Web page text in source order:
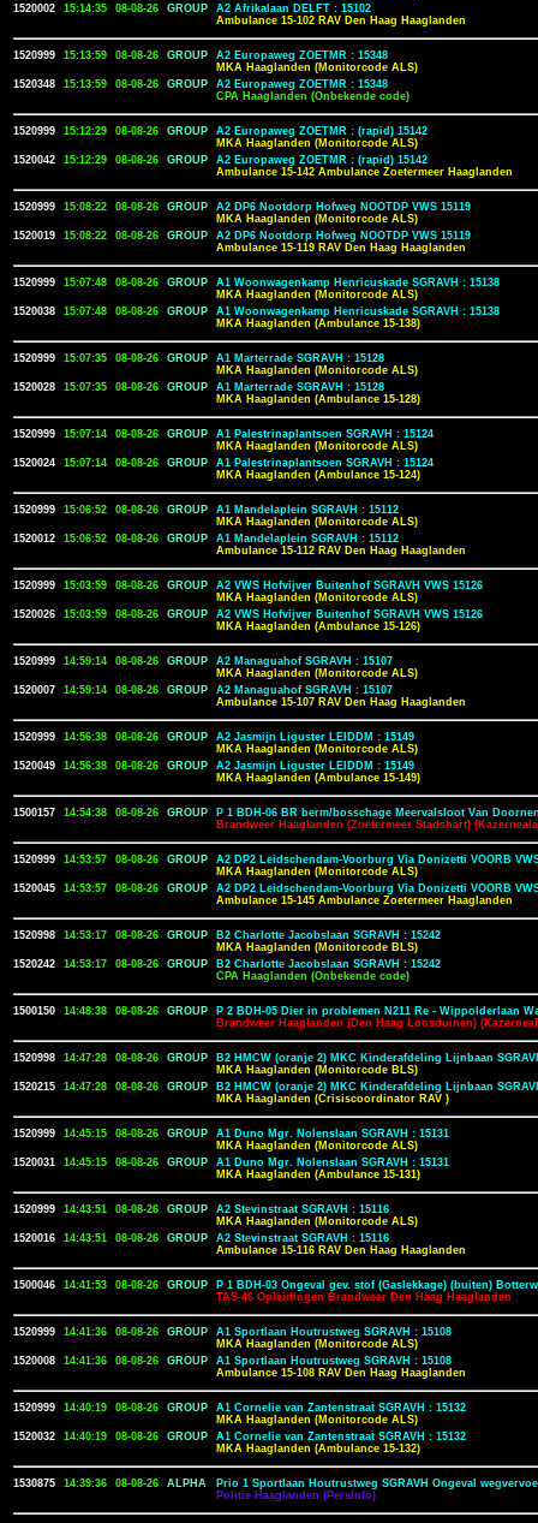
1520002
15:14:35 08-08-26 GROUP
A2 Afrikalaan DELFT : 15102
Ambulance 15-102 RAV Den Haag Haaglanden
1520999 15:13:59 08-08-26 GROUP
A2 Europaweg ZOETMR : 15348
MKA Haaglanden (Monitorcode ALS)
1520348
15:13:59 08-08-26 GROUP
A2 Europaweg ZOETMR : 15348
CPA Haaglanden (Onbekende code)
1520999 15:12:29 08-08-26 GROUP
A2 Europaweg ZOETMR : (rapid) 15142
MKA Haaglanden (Monitorcode ALS)
1520042
15:12:29 08-08-26 GROUP
A2 Europaweg ZOETMR : (rapid) 15142
Ambulance 15-142 Ambulance Zoetermeer Haaglanden
1520999 15:08:22 08-08-26 GROUP
A2 DP6 Nootdorp Hofweg NOOTDP VWS 15119
MKA Haaglanden (Monitorcode ALS)
1520019
15:08:22 08-08-26 GROUP
A2 DP6 Nootdorp Hofweg NOOTDP VWS 15119
Ambulance 15-119 RAV Den Haag Haaglanden
1520999 15:07:48 08-08-26 GROUP
A1 Woonwagenkamp Henricuskade SGRAVH : 15138
MKA Haaglanden (Monitorcode ALS)
1520038
15:07:48 08-08-26 GROUP
A1 Woonwagenkamp Henricuskade SGRAVH : 15138
MKA Haaglanden (Ambulance 15-138)
1520999 15:07:35 08-08-26 GROUP
A1 Marterrade SGRAVH : 15128
MKA Haaglanden (Monitorcode ALS)
1520028
15:07:35 08-08-26 GROUP
A1 Marterrade SGRAVH : 15128
MKA Haaglanden (Ambulance 15-128)
1520999 15:07:14 08-08-26 GROUP
A1 Palestrinaplantsoen SGRAVH : 15124
MKA Haaglanden (Monitorcode ALS)
1520024
15:07:14 08-08-26 GROUP
A1 Palestrinaplantsoen SGRAVH : 15124
MKA Haaglanden (Ambulance 15-124)
1520999 15:06:52 08-08-26 GROUP
A1 Mandelaplein SGRAVH : 15112
MKA Haaglanden (Monitorcode ALS)
1520012
15:06:52 08-08-26 GROUP
A1 Mandelaplein SGRAVH : 15112
Ambulance 15-112 RAV Den Haag Haaglanden
1520999 15:03:59 08-08-26 GROUP
A2 VWS Hofvijver Buitenhof SGRAVH VWS 15126
MKA Haaglanden (Monitorcode ALS)
1520026
15:03:59 08-08-26 GROUP
A2 VWS Hofvijver Buitenhof SGRAVH VWS 15126
MKA Haaglanden (Ambulance 15-126)
1520999 14:59:14 08-08-26 GROUP
A2 Managuahof SGRAVH : 15107
MKA Haaglanden (Monitorcode ALS)
1520007
14:59:14 08-08-26 GROUP
A2 Managuahof SGRAVH : 15107
Ambulance 15-107 RAV Den Haag Haaglanden
1520999 14:56:38 08-08-26 GROUP
A2 Jasmijn Liguster LEIDDM : 15149
MKA Haaglanden (Monitorcode ALS)
1520049
14:56:38 08-08-26 GROUP
A2 Jasmijn Liguster LEIDDM : 15149
MKA Haaglanden (Ambulance 15-149)
1500157 14:54:38 08-08-26 GROUP
P 1 BDH-06 BR berm/bosschage Meervalsloot Van
Brandweer Haaglanden (Zoetermeer Stadshart)
1520999 14:53:57 08-08-26 GROUP
A2 DP2 Leidschendam-Voorburg Via Donizetti VOORB
MKA Haaglanden (Monitorcode ALS)
1520045
14:53:57 08-08-26 GROUP
A2 DP2 Leidschendam-Voorburg Via Donizetti VOORB
Ambulance 15-145 Ambulance Zoetermeer Haaglanden
1520998 14:53:17 08-08-26 GROUP
B2 Charlotte Jacobslaan SGRAVH : 15242
MKA Haaglanden (Monitorcode BLS)
1520242
14:53:17 08-08-26 GROUP
B2 Charlotte Jacobslaan SGRAVH : 15242
CPA Haaglanden (Onbekende code)
1500150 14:48:38 08-08-26 GROUP
P 2 BDH-05 Dier in problemen N211 Re - Wippolderlaan
Brandweer Haaglanden (Den Haag Loosduinen)
1520998 14:47:28 08-08-26 GROUP
B2 HMCW (oranje 2) MKC Kinderafdeling Lijnbaan
MKA Haaglanden (Monitorcode BLS)
1520215
14:47:28 08-08-26 GROUP
B2 HMCW (oranje 2) MKC Kinderafdeling Lijnbaan
MKA Haaglanden (Crisiscoordinator RAV )
1520999 14:45:15 08-08-26 GROUP
A1 Duno Mgr. Nolenslaan SGRAVH : 15131
MKA Haaglanden (Monitorcode ALS)
1520031
14:45:15 08-08-26 GROUP
A1 Duno Mgr. Nolenslaan SGRAVH : 15131
MKA Haaglanden (Ambulance 15-131)
1520999 14:43:51 08-08-26 GROUP
A2 Stevinstraat SGRAVH : 15116
MKA Haaglanden (Monitorcode ALS)
1520016
14:43:51 08-08-26 GROUP
A2 Stevinstraat SGRAVH : 15116
Ambulance 15-116 RAV Den Haag Haaglanden
1500046 14:41:53 08-08-26 GROUP
P 1 BDH-03 Ongeval gev. stof (Gaslekkage) (buiten)
TAS-46 Opleidingen Brandweer Den Haag Haaglanden
1520999 14:41:36 08-08-26 GROUP
A1 Sportlaan Houtrustweg SGRAVH : 15108
MKA Haaglanden (Monitorcode ALS)
1520008
14:41:36 08-08-26 GROUP
A1 Sportlaan Houtrustweg SGRAVH : 15108
Ambulance 15-108 RAV Den Haag Haaglanden
1520999 14:40:19 08-08-26 GROUP
A1 Cornelie van Zantenstraat SGRAVH : 15132
MKA Haaglanden (Monitorcode ALS)
1520032
14:40:19 08-08-26 GROUP
A1 Cornelie van Zantenstraat SGRAVH : 15132
MKA Haaglanden (Ambulance 15-132)
1530875 14:39:36 08-08-26 ALPHA
Prio 1 Sportlaan Houtrustweg SGRAVH Ongeval
Politie Haaglanden (PersInfo)